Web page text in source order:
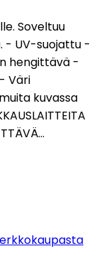
Soveltuu
- UV-suojattu -
hengittävä -
Väri
kuvassa